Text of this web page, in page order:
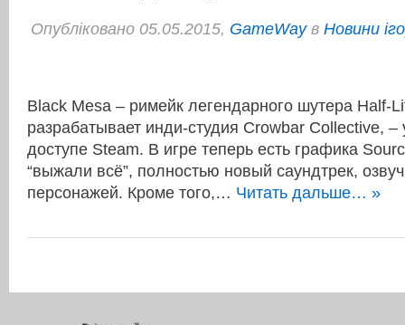
Опубліковано 05.05.2015, GameWayв Новини
Black Mesa – римейк легендарного шутера Half-
разрабатывает инди-студия Crowbar Collective,
доступе Steam. В игре теперь есть графика
“выжали всё”, полностью новый саундтрек,
персонажей. Кроме того,… Читать дальше… »